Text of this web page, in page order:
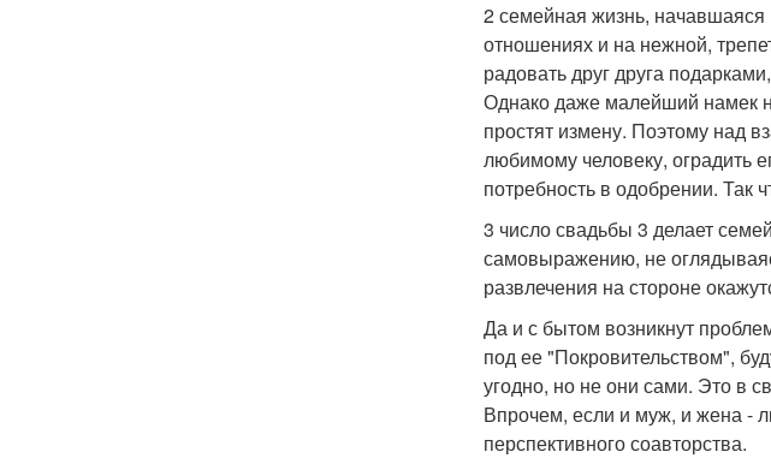
2 семейная жизнь, начавшаяся
отношениях и на нежной,
радовать друг друга
Однако даже малейший намек
простят измену. Поэтому над
любимому человеку, оградить
потребность в одобрении. Так
3 число свадьбы 3 делает
самовыражению, не
развлечения на стороне
Да и с бытом возникнут
под ее "Покровительством",
угодно, но не они сами. Это в
Впрочем, если и муж, и жена -
перспективного соавторства.